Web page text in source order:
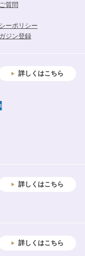
質問
ーポリシー
ジン登録
詳しくはこちら
詳しくはこちら
詳しくはこちら